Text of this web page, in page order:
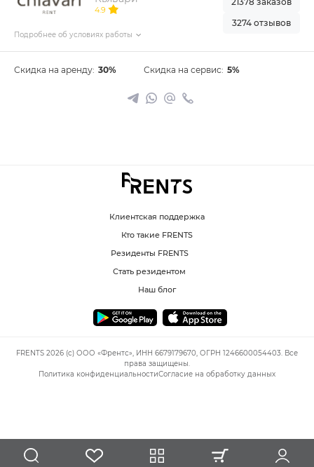
4.9
Подробнее об условиях работы
3274 отзывов
Скидка на аренду: 30% Скидка на сервис: 5%
Клиентская поддержка
Кто такие FRENTS
Резиденты FRENTS
Стать резидентом
Наш блог
FRENTS 2026 (c) ООО «Френтс», ИНН 6679179670, ОГРН 1246600054403. Все
права защищены.
Политика конфиденциальностиСогласие на обработку данных